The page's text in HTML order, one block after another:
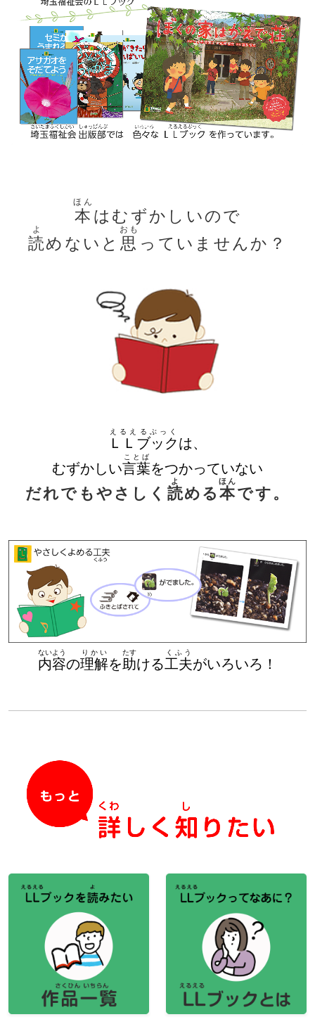
本
ほん
はむずかしいので
読
よ
めないと 思
おも
っていませんか？
ＬＬブック
えるえるぶっく
は、
むずかしい言葉
ことば
をつかっていない
だれでもやさしく 読
よ
める本
ほん
です。
内容
ないよう
の理解
りかい
を 助
たす
ける工夫
くふう
がいろいろ！